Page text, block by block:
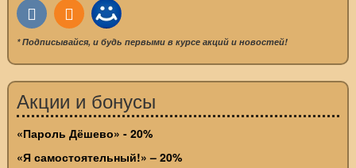
* Подписывайся, и будь первыми в курсе акций и новостей!
Акции и бонусы
«Пароль Дёшево» - 20%
«Я самостоятельный!» – 20%